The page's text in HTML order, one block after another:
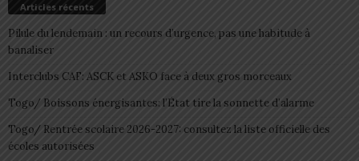
Articles récents
Pilule du lendemain : un recours d’urgence, pas une habitude à
banaliser
Interclubs CAF: ASCK et ASKO face à deux gros morceaux
Togo/ Boissons énergisantes: l’État tire la sonnette d’alarme
Togo/ Rentrée scolaire 2026-2027: consultez la liste officielle des
écoles autorisées